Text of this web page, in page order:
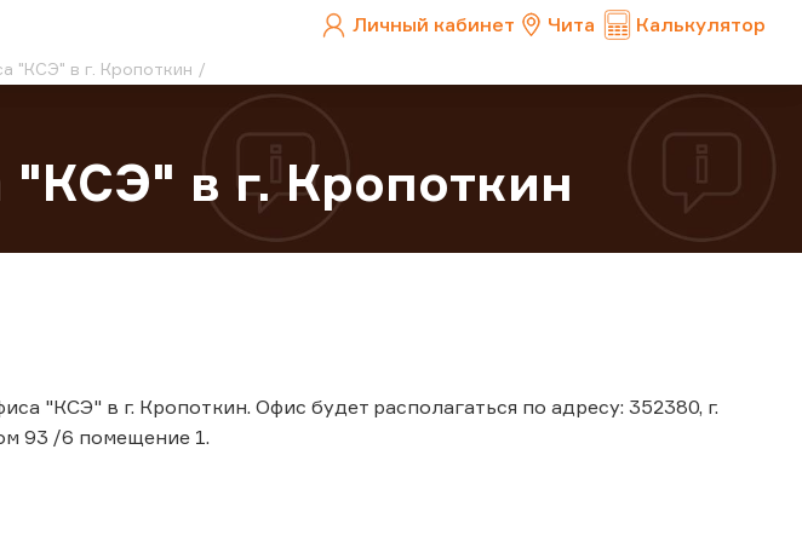
Личный кабинет Чита Калькулятор
"КСЭ" в г. Кропоткин
в г. Кропоткин
"КСЭ" в г. Кропоткин. Офис будет располагаться по адресу: 352380, г.
93 /6 помещение 1.